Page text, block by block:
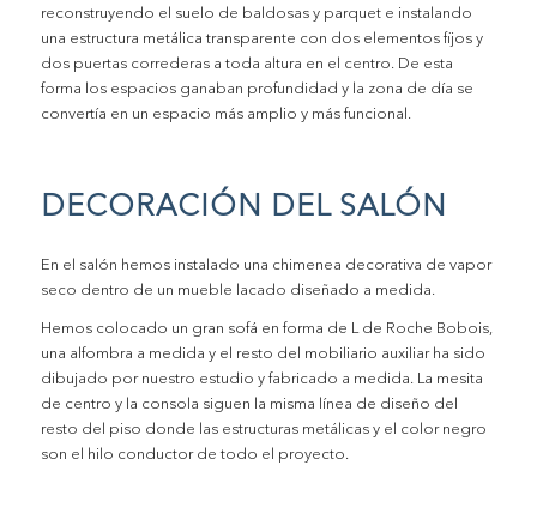
reconstruyendo el suelo de baldosas y parquet e instalando
una estructura metálica transparente con dos elementos fijos y
dos puertas correderas a toda altura en el centro. De esta
forma los espacios ganaban profundidad y la zona de día se
convertía en un espacio más amplio y más funcional.
DECORACIÓN DEL SALÓN
En el salón hemos instalado una chimenea decorativa de vapor
seco dentro de un mueble lacado diseñado a medida.
Hemos colocado un gran sofá en forma de L de Roche Bobois,
una alfombra a medida y el resto del mobiliario auxiliar ha sido
dibujado por nuestro estudio y fabricado a medida. La mesita
de centro y la consola siguen la misma línea de diseño del
resto del piso donde las estructuras metálicas y el color negro
son el hilo conductor de todo el proyecto.